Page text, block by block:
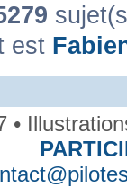
est
•